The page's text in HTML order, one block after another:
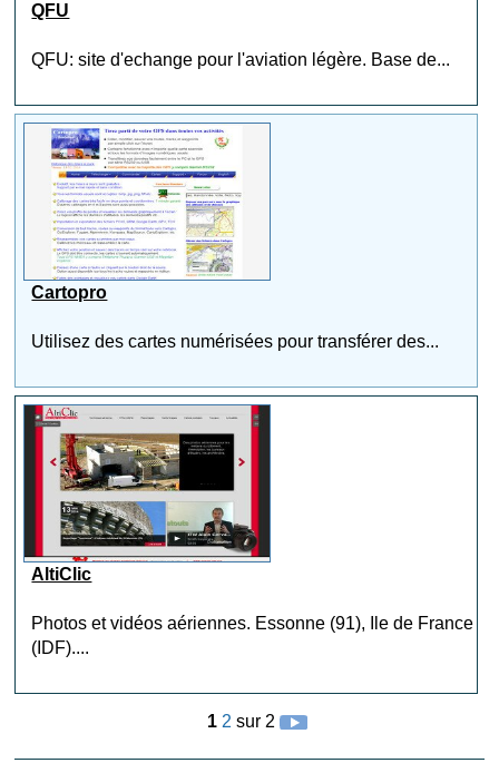
QFU
QFU: site d'echange pour l'aviation légère. Base de...
Cartopro
Utilisez des cartes numérisées pour transférer des...
AltiClic
Photos et vidéos aériennes. Essonne (91), Ile de France
(IDF)....
1 2 sur 2